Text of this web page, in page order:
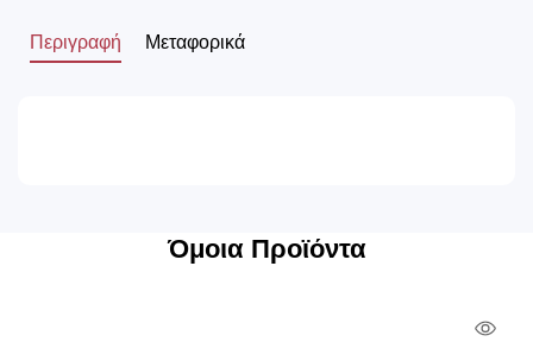
Περιγραφή Μεταφορικά
Όμοια Προϊόντα